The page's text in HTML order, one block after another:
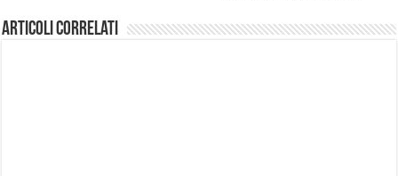
Articoli correlati